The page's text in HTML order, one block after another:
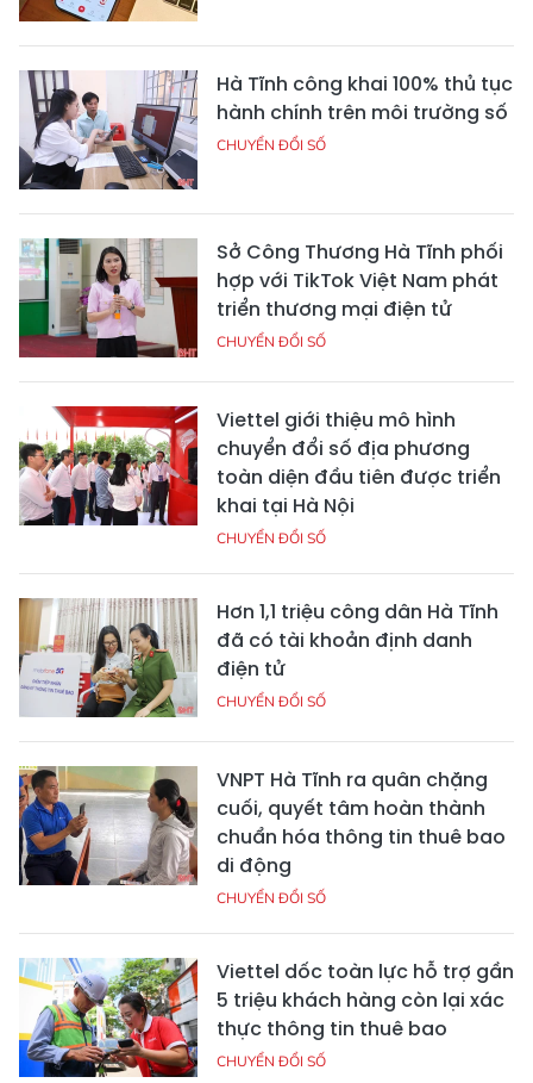
Hà Tĩnh công khai 100% thủ tục
hành chính trên môi trường số
CHUYỂN ĐỔI SỐ
Sở Công Thương Hà Tĩnh phối
hợp với TikTok Việt Nam phát
triển thương mại điện tử
CHUYỂN ĐỔI SỐ
Viettel giới thiệu mô hình
chuyển đổi số địa phương
toàn diện đầu tiên được triển
khai tại Hà Nội
CHUYỂN ĐỔI SỐ
Hơn 1,1 triệu công dân Hà Tĩnh
đã có tài khoản định danh
điện tử
CHUYỂN ĐỔI SỐ
VNPT Hà Tĩnh ra quân chặng
cuối, quyết tâm hoàn thành
chuẩn hóa thông tin thuê bao
di động
CHUYỂN ĐỔI SỐ
Viettel dốc toàn lực hỗ trợ gần
5 triệu khách hàng còn lại xác
thực thông tin thuê bao
CHUYỂN ĐỔI SỐ